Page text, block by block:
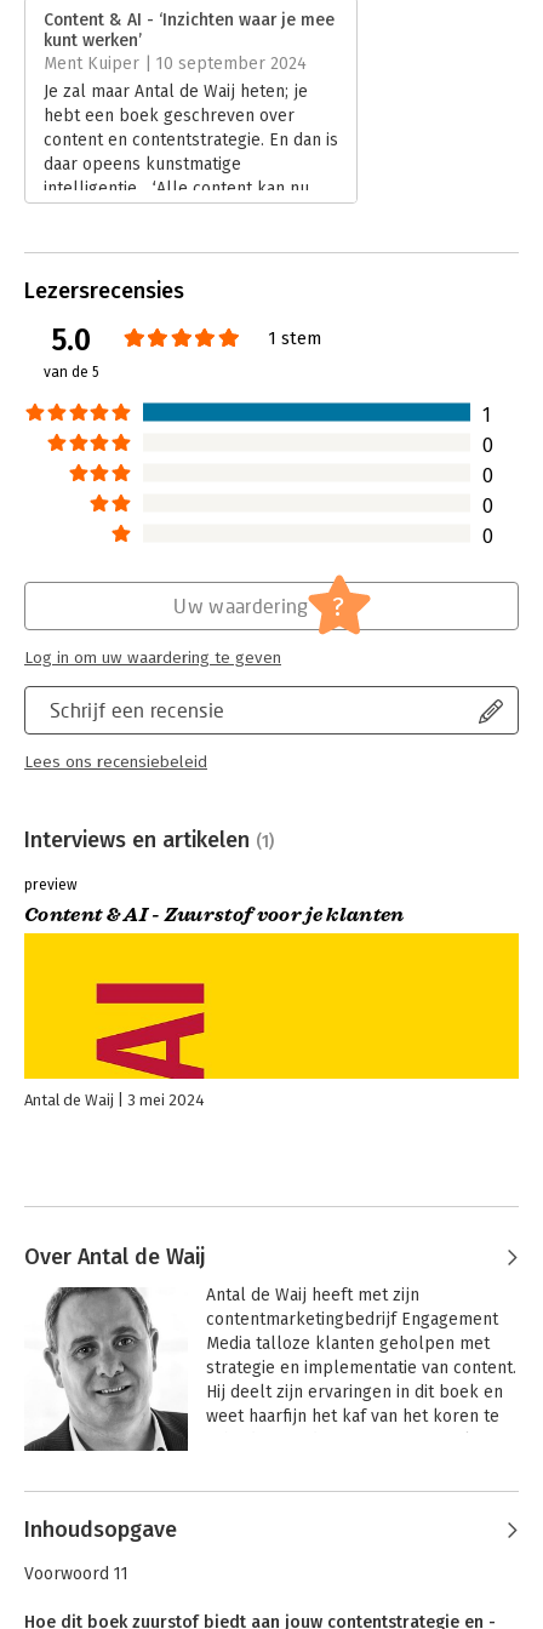
Verschijningsdatum:
Hoofdrubriek: Marketing
Content & AI - ‘Inzichten waar je mee
kunt werken’
Ment Kuiper | 10 september 2024
Je zal maar Antal de Waij heten; je
hebt een boek geschreven over
content en contentstrategie. En dan is
daar opeens kunstmatige
intelligentie... ‘Alle content kan nu
functies meer, schrijven niet meer
er nog wel plek voor een
Lees verder
Lezersrecensies
5.0
van de 5
1 stem
1
0
0
0
0
Schrijf een recensie
Lees ons recensiebeleid
Uw waardering ?
Log in om uw waardering te geven
Interviews en artikelen (1)
preview
Content & AI - Zuurstof voor je klanten
Antal de Waij 3 mei 2024
Over Antal de Waij
Antal de Waij heeft met zijn
contentmarketingbedrijf Engagement
Media talloze klanten geholpen met
strategie en implementatie van content.
Hij deelt zijn ervaringen in dit boek en
weet haarfijn het kaf van het koren te
diverse gerenommeerde
Andere boeken door Antal de Waij
Inhoudsopgave
Voorwoord 11
Hoe dit boek zuurstof biedt aan jouw contentstrategie en -